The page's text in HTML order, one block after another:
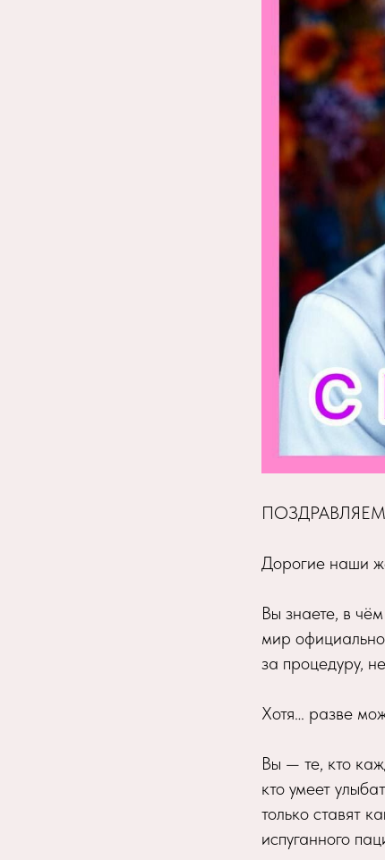
Дорогие наши
Вы знаете, в
мир
за процедуру,
Хотя… разве
Вы — те, кто
кто умеет
только ставят
испуганного